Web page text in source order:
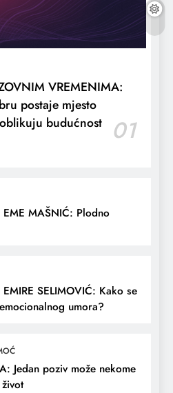
VREMENIMA:
postaje mjesto
budućnost
01
EME MAŠNIĆ: Plodno
SELIMOVIĆ: Kako se
umora?
Jedan poziv može nekome